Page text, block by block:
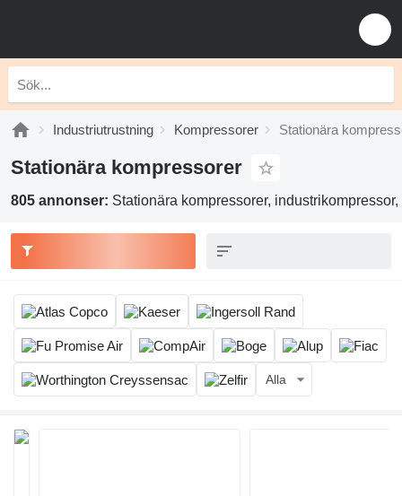
Industriutrustning Kompressorer Stationära
Stationära kompressorer
805 annonser: Stationära kompressorer,
Alla